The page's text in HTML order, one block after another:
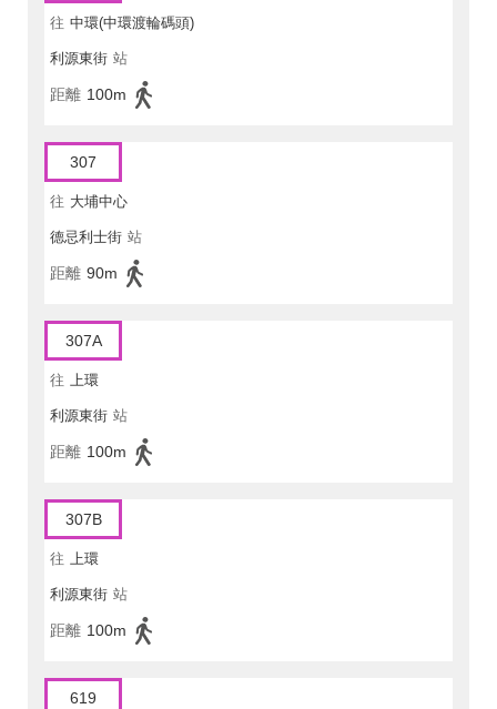
往 中環(中環渡輪碼頭)
利源東街 站
距離 100m
307
往 大埔中心
德忌利士街 站
距離 90m
307A
往 上環
利源東街 站
距離 100m
307B
往 上環
利源東街 站
距離 100m
619